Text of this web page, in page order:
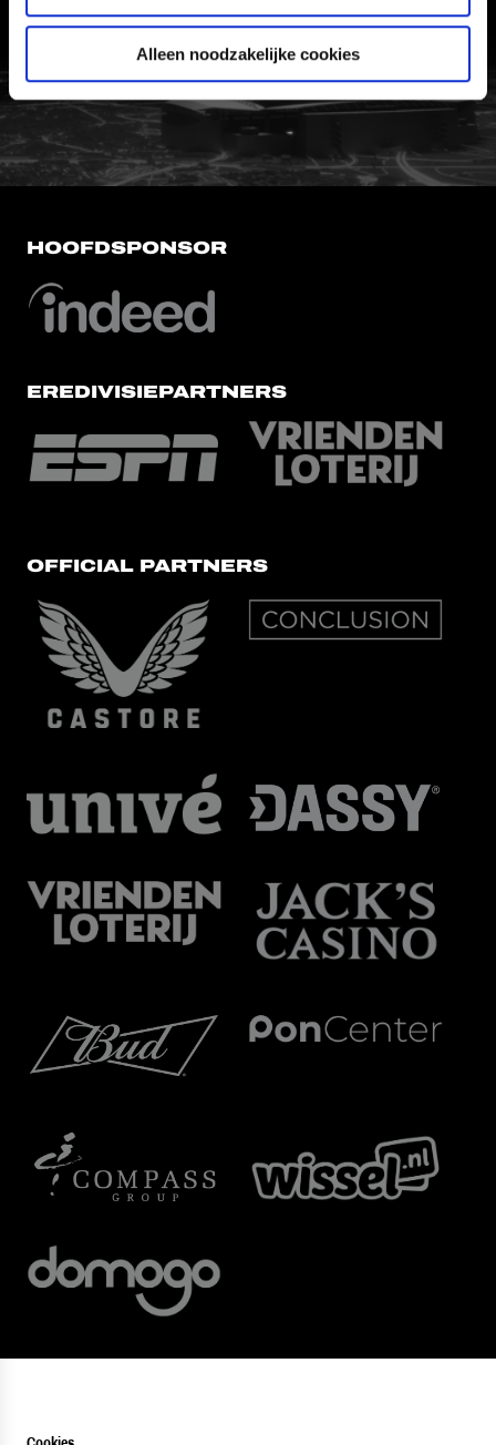
Alleen noodzakelijke cookies
VERTROUWENSPERSOON
FC Utrecht<br>vanuit<br>het
HOOFDSPONSOR
EREDIVISIEPARTNERS
OFFICIAL PARTNERS